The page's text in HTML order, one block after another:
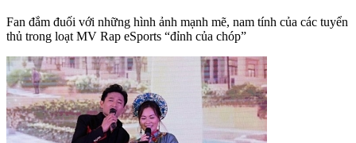
Fan đắm đuối với những hình ảnh mạnh mẽ, nam tính của các tuyển
thủ trong loạt MV Rap eSports “đỉnh của chóp”